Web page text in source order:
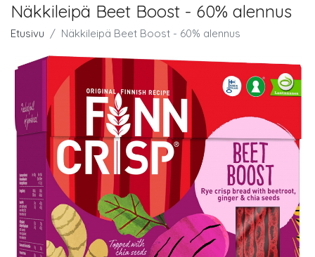
Näkkileipä Beet Boost - 60% alennus
Etusivu Näkkileipä Beet Boost - 60% alennus